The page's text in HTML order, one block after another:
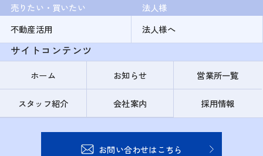
売りたい・買いたい
不動産活用
法人様
法人様へ
サイトコンテンツ
ホーム お知らせ 営業所一覧
スタッフ紹介 会社案内 採用情報
お問い合わせはこちら